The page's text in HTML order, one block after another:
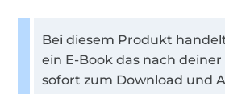
Bei diesem Produkt
ein E-Book das nach
sofort zum Download und